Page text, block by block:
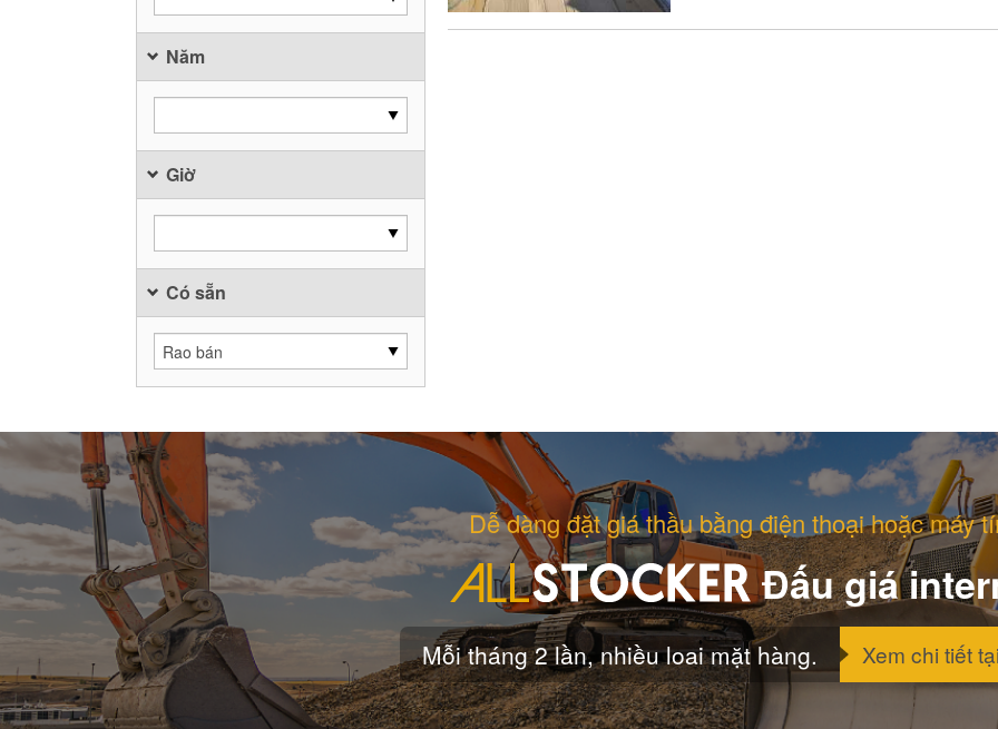
Năm
Giờ
Có sẵn
Dễ dàng đặt giá thầu bằng điện thoại hoặc máy
Đấu giá
Mỗi tháng 2 lần, nhiều loai mặt hàng. Xem chi tiết